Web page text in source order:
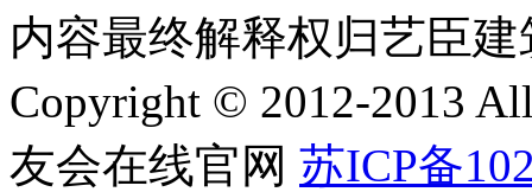
内容最终解释权归艺臣
Copyright © 2012-2013
友会在线官网 苏ICP备